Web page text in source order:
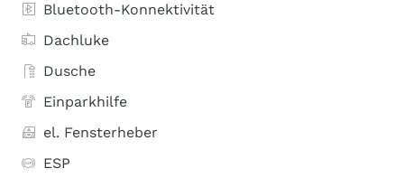
Bluetooth-Konnektivität
Dachluke
Dusche
Einparkhilfe
el. Fensterheber
ESP